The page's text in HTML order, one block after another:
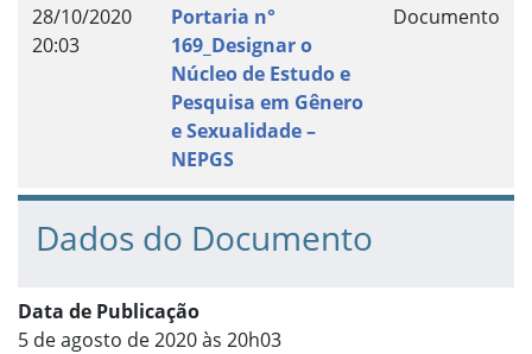
28/10/2020
20:03
Portaria n°
169_Designar o
Núcleo de Estudo e
Pesquisa em Gênero
e Sexualidade –
NEPGS
Documento
Dados do Documento
Data de Publicação
5 de agosto de 2020 às 20h03